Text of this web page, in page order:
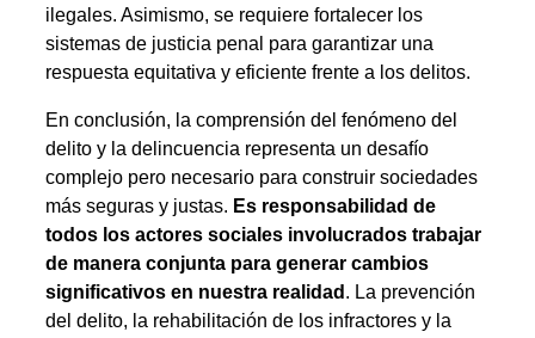
ilegales. Asimismo, se requiere fortalecer los
sistemas de justicia penal para garantizar una
respuesta equitativa y eficiente frente a los delitos.
En conclusión, la comprensión del fenómeno del
delito y la delincuencia representa un desafío
complejo pero necesario para construir sociedades
más seguras y justas. Es responsabilidad de
todos los actores sociales involucrados trabajar
de manera conjunta para generar cambios
significativos en nuestra realidad . La prevención
del delito, la rehabilitación de los infractores y la